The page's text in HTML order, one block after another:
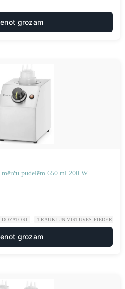
grozam
pudelēm 650 ml 200 W
DOZATORI TRAUKI UN VIRTUVES PIEDERUMI
grozam